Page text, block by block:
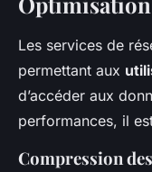
Les services de
permettant aux
d’accéder aux
performances, il
Compression